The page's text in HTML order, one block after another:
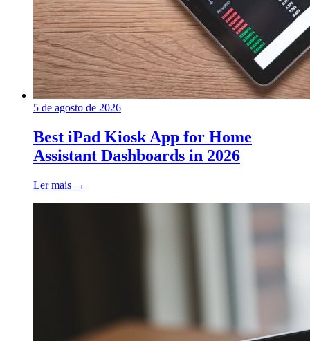
5 de agosto de 2026
Best iPad Kiosk App for Home
Assistant Dashboards in 2026
Ler mais →